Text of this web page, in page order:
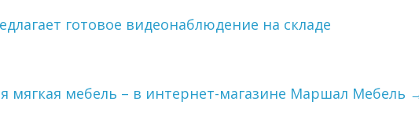
готовое видеонаблюдение на складе
мягкая мебель – в интернет-магазине Маршал Мебель